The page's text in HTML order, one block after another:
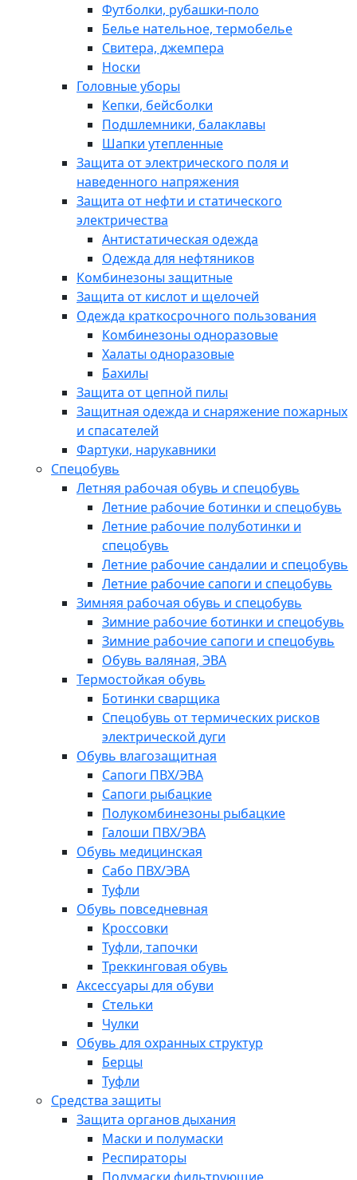
Футболки, рубашки-поло
Белье нательное, термобелье
Свитера, джемпера
Носки
Головные уборы
Кепки, бейсболки
Подшлемники, балаклавы
Шапки утепленные
Защита от электрического поля и
наведенного напряжения
Защита от нефти и статического
электричества
Антистатическая одежда
Одежда для нефтяников
Комбинезоны защитные
Защита от кислот и щелочей
Одежда краткосрочного пользования
Комбинезоны одноразовые
Халаты одноразовые
Бахилы
Защита от цепной пилы
Защитная одежда и снаряжение пожарных
и спасателей
Фартуки, нарукавники
Спецобувь
Летняя рабочая обувь и спецобувь
Летние рабочие ботинки и спецобувь
Летние рабочие полуботинки и
спецобувь
Летние рабочие сандалии и спецобувь
Летние рабочие сапоги и спецобувь
Зимняя рабочая обувь и спецобувь
Зимние рабочие ботинки и спецобувь
Зимние рабочие сапоги и спецобувь
Обувь валяная, ЭВА
Термостойкая обувь
Ботинки сварщика
Спецобувь от термических рисков
электрической дуги
Обувь влагозащитная
Сапоги ПВХ/ЭВА
Сапоги рыбацкие
Полукомбинезоны рыбацкие
Галоши ПВХ/ЭВА
Обувь медицинская
Сабо ПВХ/ЭВА
Туфли
Обувь повседневная
Кроссовки
Туфли, тапочки
Треккинговая обувь
Аксессуары для обуви
Стельки
Чулки
Обувь для охранных структур
Берцы
Туфли
Средства защиты
Защита органов дыхания
Маски и полумаски
Респираторы